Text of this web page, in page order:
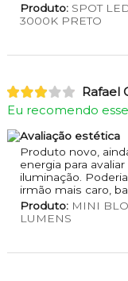
Produto:SPOT
3000K PRETO
Rafael
Eu recomendo
Avaliação estética
Produto novo,
energia para
iluminação.
irmão mais caro,
Produto:MINI
LUMENS